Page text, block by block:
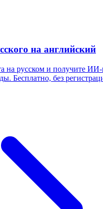
на английский
на русском и получите
Бесплатно, без